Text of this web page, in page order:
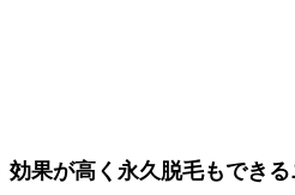
効果が高く永久脱毛もでき